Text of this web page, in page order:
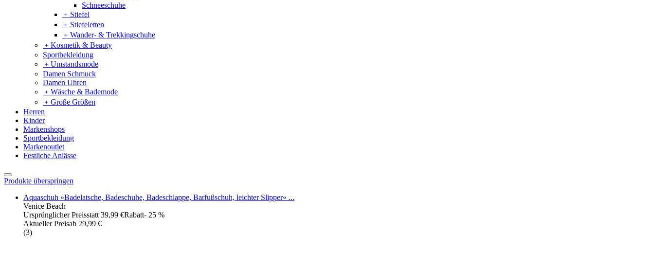
Schneeschuhe
﹢ Stiefel
﹢ Stiefeletten
﹢ Wander- & Trekkingschuhe
﹢ Kosmetik & Beauty
Sportbekleidung
﹢ Umstandsmode
Damen Schmuck
Damen Uhren
﹢ Wäsche & Bademode
﹢ Große Größen
Herren
Kinder
Markenshops
Sportbekleidung
Markenoutlet
Festliche Anlässe
Produkte überspringen
Aquaschuh »Badelatsche, Badeschuhe, Badeschlappe, Barfußschuh, leichter Slipper« ...
Venice Beach
Ursprünglicher Preisstatt 39,99 €Rabatt- 25 %
Aktueller Preisab 29,99 €
(3)